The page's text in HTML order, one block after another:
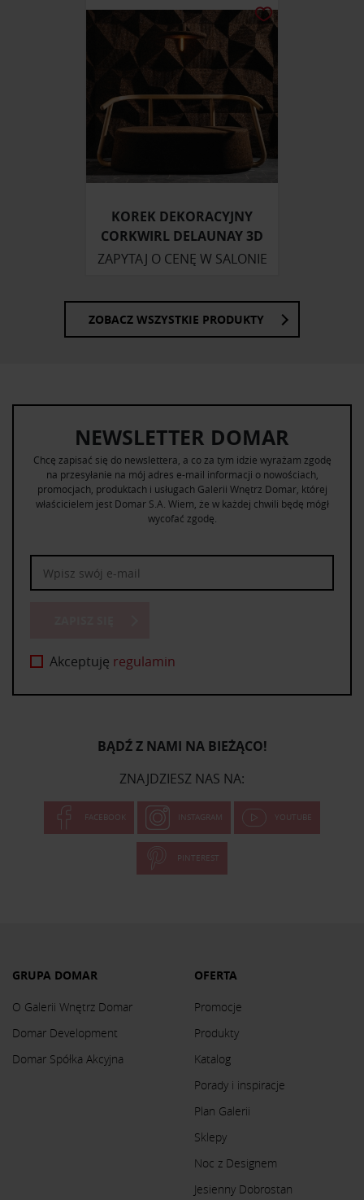
KOREK DEKORACYJNY
CORKWIRL DELAUNAY 3D
ZAPYTAJ O CENĘ W SALONIE
ZOBACZ WSZYSTKIE PRODUKTY
NEWSLETTER DOMAR
Chcę zapisać się do newslettera, a co za tym idzie wyrażam zgodę
na przesyłanie na mój adres e-mail informacji o nowościach,
promocjach, produktach i usługach Galerii Wnętrz Domar, której
właścicielem jest Domar S.A. Wiem, że w każdej chwili będę mógł
wycofać zgodę.
Akceptuję regulamin
BĄDŹ Z NAMI NA BIEŻĄCO!
ZNAJDZIESZ NAS NA:
FACEBOOK INSTAGRAM YOUTUBE
PINTEREST
GRUPA DOMAR
O Galerii Wnętrz Domar
Domar Development
Domar Spółka Akcyjna
OFERTA
Promocje
Produkty
Katalog
Porady i inspiracje
Plan Galerii
Sklepy
Noc z Designem
Jesienny Dobrostan